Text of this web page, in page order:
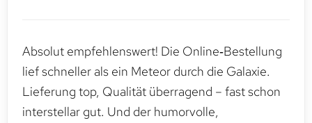
Absolut empfehlenswert! Die Online‑Bestellung
lief schneller als ein Meteor durch die Galaxie.
Lieferung top, Qualität überragend – fast schon
interstellar gut. Und der humorvolle,